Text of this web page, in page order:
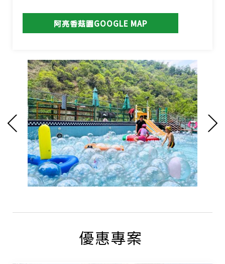
阿亮香菇園GOOGLE MAP
優惠專案